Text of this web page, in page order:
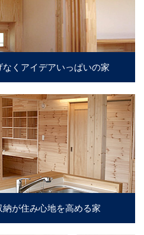
くアイデアいっぱいの家
が住み心地を高める家